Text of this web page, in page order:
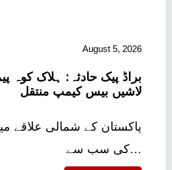
August 5, 2026
براڈ پیک حادثہ: ہلاک کوہ
لاشیں بیس کیمپ منتقل
پاکستان کے شمالی علاقے
کی سب سے…